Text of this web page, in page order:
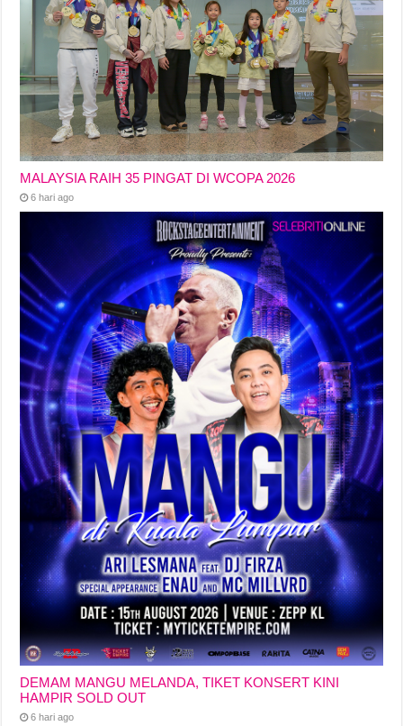
MALAYSIA RAIH 35 PINGAT DI WCOPA 2026
6 hari ago
DEMAM MANGU MELANDA, TIKET KONSERT KINI
HAMPIR SOLD OUT
6 hari ago